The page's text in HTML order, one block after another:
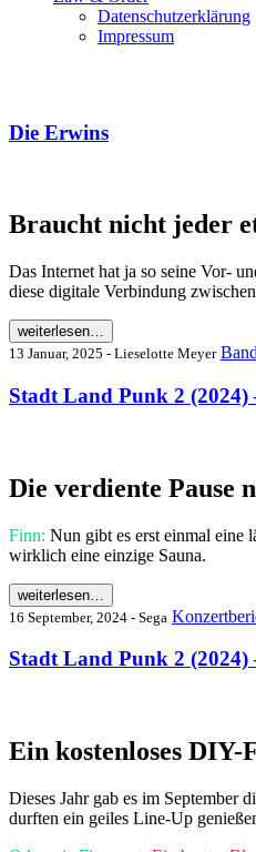
Datenschutzerklärung
Impressum
Die Erwins
Braucht nicht jeder
Das Internet hat ja so seine Vor-
diese digitale Verbindung
weiterlesen…
13 Januar, 2025 - Lieselotte Meyer
Stadt Land Punk 2 (2024)
Die verdiente Pause
Finn: Nun gibt es erst einmal eine
wirklich eine einzige Sauna.
weiterlesen…
16 September, 2024 - Sega
Stadt Land Punk 2 (2024)
Ein kostenloses
Dieses Jahr gab es im September
durften ein geiles Line-Up